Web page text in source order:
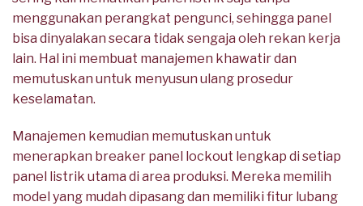
menggunakan perangkat pengunci, sehingga panel
bisa dinyalakan secara tidak sengaja oleh rekan kerja
lain. Hal ini membuat manajemen khawatir dan
memutuskan untuk menyusun ulang prosedur
keselamatan.
Manajemen kemudian memutuskan untuk
menerapkan breaker panel lockout lengkap di setiap
panel listrik utama di area produksi. Mereka memilih
model yang mudah dipasang dan memiliki fitur lubang